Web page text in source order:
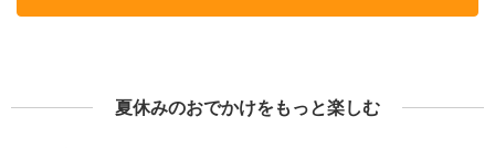
夏休みのおでかけをもっと楽しむ